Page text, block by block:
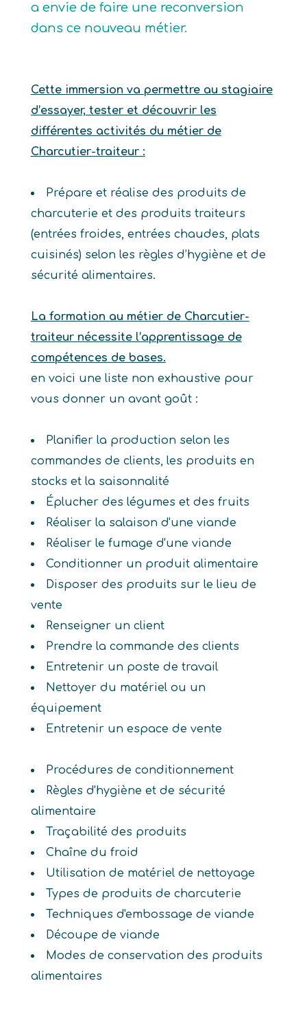
a envie de faire une reconversion
dans ce nouveau métier.
Cette immersion va permettre au stagiaire
d’essayer, tester et découvrir les
différentes activités du métier de
Charcutier-traiteur :
Prépare et réalise des produits de
charcuterie et des produits traiteurs
(entrées froides, entrées chaudes, plats
cuisinés) selon les règles d’hygiène et de
sécurité alimentaires.
La formation au métier de Charcutier-
traiteur nécessite l’apprentissage de
compétences de bases.
en voici une liste non exhaustive pour
vous donner un avant goût :
Planifier la production selon les
commandes de clients, les produits en
stocks et la saisonnalité
Éplucher des légumes et des fruits
Réaliser la salaison d'une viande
Réaliser le fumage d'une viande
Conditionner un produit alimentaire
Disposer des produits sur le lieu de
vente
Renseigner un client
Prendre la commande des clients
Entretenir un poste de travail
Nettoyer du matériel ou un
équipement
Entretenir un espace de vente
Procédures de conditionnement
Règles d'hygiène et de sécurité
alimentaire
Traçabilité des produits
Chaîne du froid
Utilisation de matériel de nettoyage
Types de produits de charcuterie
Techniques d'embossage de viande
Découpe de viande
Modes de conservation des produits
alimentaires